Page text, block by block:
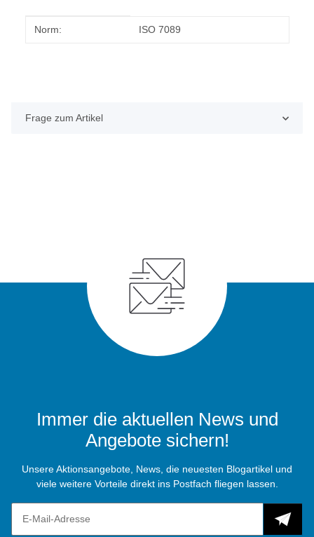
Produkteigenschaft
Wert
Norm: ISO 7089
Frage zum Artikel
Immer die aktuellen News und
Angebote sichern!
Unsere Aktionsangebote, News, die neuesten Blogartikel und
viele weitere Vorteile direkt ins Postfach fliegen lassen.